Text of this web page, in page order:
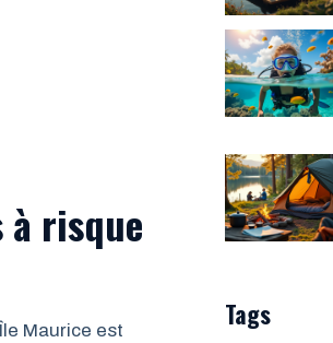
à risque
Maurice est
Tags